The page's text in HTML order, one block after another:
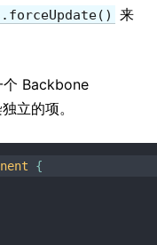
来
个 Backbone
立的项。
{